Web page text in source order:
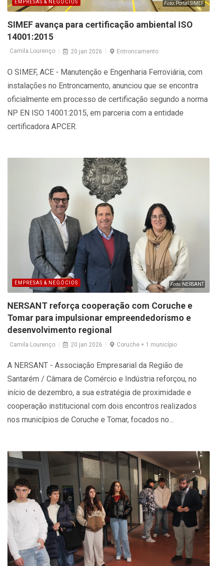
EMPRESAS & NEGÓCIOS Foto:Portal SIMEF
SIMEF avança para certificação ambiental ISO
14001:2015
Camila Lourenço 20 jan 2026 Entroncamento
O SIMEF, ACE - Manutenção e Engenharia Ferroviária, com
instalações no Entroncamento, anunciou que se encontra
oficialmente em processo de certificação segundo a norma
NP EN ISO 14001:2015, em parceria com a entidade
certificadora APCER.
EMPRESAS & NEGÓCIOS Foto: NERSANT
NERSANT reforça cooperação com Coruche e
Tomar para impulsionar empreendedorismo e
desenvolvimento regional
Camila Lourenço 20 jan 2026 Coruche + 1 município
A NERSANT - Associação Empresarial da Região de
Santarém / Câmara de Comércio e Indústria reforçou, no
início de dezembro, a sua estratégia de proximidade e
cooperação institucional com dois encontros realizados
nos municípios de Coruche e Tomar, focados no